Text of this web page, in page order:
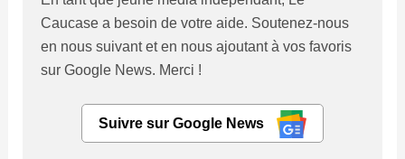
Caucase a besoin de votre aide. Soutenez-nous
en nous suivant et en nous ajoutant à vos favoris
sur Google News. Merci !
Suivre sur Google News